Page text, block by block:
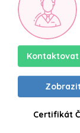
Certifikát